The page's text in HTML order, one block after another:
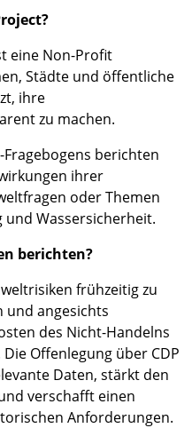
eine Non-Profit
Städte und öffentliche
ihre
zu machen.
Fragebogens berichten
ihrer
oder Themen
und Wassersicherheit.
berichten?
frühzeitig zu
und angesichts
des Nicht-Handelns
Offenlegung über CDP
Daten, stärkt den
verschafft einen
Anforderungen.